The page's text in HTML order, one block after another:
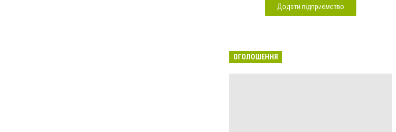
Додати підприємство
ОГОЛОШЕННЯ